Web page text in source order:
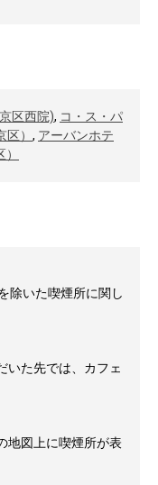
区西院), コ・ス・パ
） , アーバンホテ
除いた喫煙所に関し
いた先では、カフェ
地図上に喫煙所が表